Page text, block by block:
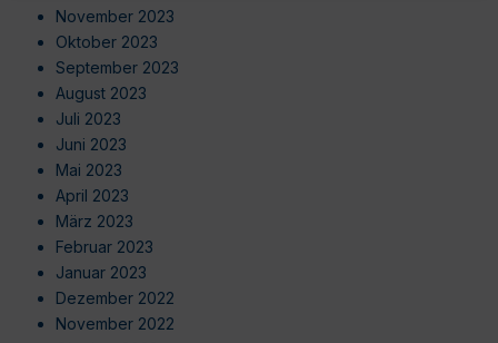
November 2023
Oktober 2023
September 2023
August 2023
Juli 2023
Juni 2023
Mai 2023
April 2023
März 2023
Februar 2023
Januar 2023
Dezember 2022
November 2022